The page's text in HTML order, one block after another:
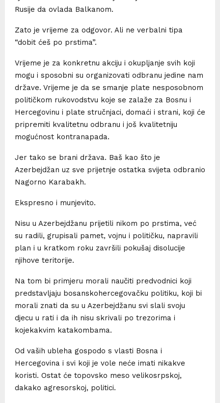
Rusije da ovlada Balkanom.
Zato je vrijeme za odgovor. Ali ne verbalni tipa
“dobit ćeš po prstima”.
Vrijeme je za konkretnu akciju i okupljanje svih koji
mogu i sposobni su organizovati odbranu jedine nam
države. Vrijeme je da se smanje plate nesposobnom
političkom rukovodstvu koje se zalaže za Bosnu i
Hercegovinu i plate stručnjaci, domaći i strani, koji će
pripremiti kvalitetnu odbranu i još kvalitetniju
mogućnost kontranapada.
Jer tako se brani država. Baš kao što je
Azerbejdžan uz sve prijetnje ostatka svijeta odbranio
Nagorno Karabakh.
Ekspresno i munjevito.
Nisu u Azerbejdžanu prijetili nikom po prstima, već
su radili, grupisali pamet, vojnu i političku, napravili
plan i u kratkom roku završili pokušaj disolucije
njihove teritorije.
Na tom bi primjeru morali naučiti predvodnici koji
predstavljaju bosanskohercegovačku politiku, koji bi
morali znati da su u Azerbejdžanu svi slali svoju
djecu u rati i da ih nisu skrivali po trezorima i
kojekakvim katakombama.
Od vaših ubleha gospodo s vlasti Bosna i
Hercegovina i svi koji je vole neće imati nikakve
koristi. Ostat će topovsko meso velikosrpskoj,
dakako agresorskoj, politici.